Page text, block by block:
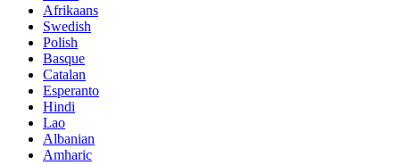
Afrikaans
Swedish
Polish
Basque
Catalan
Esperanto
Hindi
Lao
Albanian
Amharic